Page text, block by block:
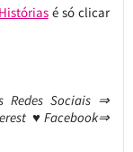
é só clicar
Redes Sociais ⇒
♥Facebook⇒